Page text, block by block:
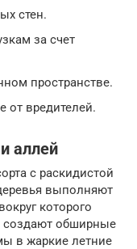
стен.
за счет
пространстве.
от вредителей.
аллей
с раскидистой
выполняют
которого
создают обширные
в жаркие летние